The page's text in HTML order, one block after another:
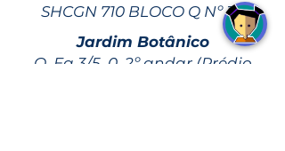
SHCGN 710 BLOCO Q Nº 30
Jardim Botânico
Q. Eq 3/5, 0, 2º andar (Prédio